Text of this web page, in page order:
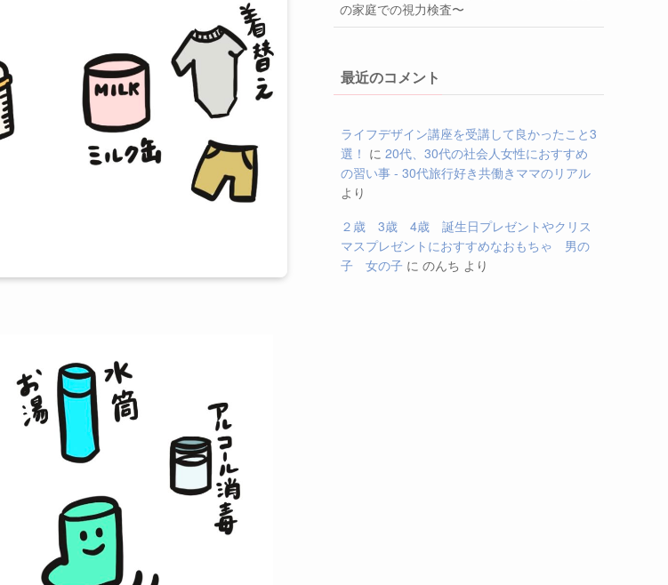
の家庭での視力検査〜
最近のコメント
ライフデザイン講座を受講して良かったこと3
選！ に 20代、30代の社会人女性におすすめ
の習い事 - 30代旅行好き共働きママのリアル
より
２歳 3歳 4歳 誕生日プレゼントやクリス
マスプレゼントにおすすめなおもちゃ 男の
子 女の子 に のんち より